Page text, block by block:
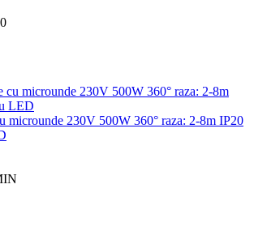
microunde 230V 500W 360° raza: 2-8m IP20